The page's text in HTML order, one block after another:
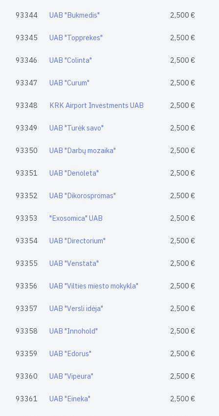
93344 UAB "Bukmedis" 2,500 €
93345 UAB "Topprekes" 2,500 €
93346 UAB "Colinta" 2,500 €
93347 UAB "Curum" 2,500 €
93348 KRK Airport Investments UAB 2,500 €
93349 UAB "Turėk savo" 2,500 €
93350 UAB "Darbų mozaika" 2,500 €
93351 UAB "Denoleta" 2,500 €
93352 UAB "Dikorospromas" 2,500 €
93353 "Exosomica" UAB 2,500 €
93354 UAB "Directorium" 2,500 €
93355 UAB "Venstata" 2,500 €
93356 UAB "Vilties miesto mokykla" 2,500 €
93357 UAB "Versli idėja" 2,500 €
93358 UAB "Innohold" 2,500 €
93359 UAB "Edorus" 2,500 €
93360 UAB "Vipeura" 2,500 €
93361 UAB "Eineka" 2,500 €